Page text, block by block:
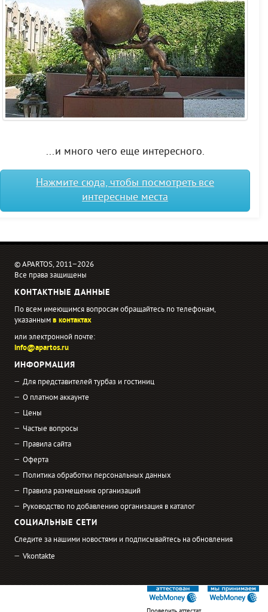
...и много чего еще интересного.
Нажмите сюда, чтобы посмотреть все
интересные места
© APARTOS, 2011−2026
Все права защищены
КОНТАКТНЫЕ ДАННЫЕ
По всем имеющимся вопросам обращайтесь по телефонам,
указаннымв контактах
или электронной почте:
info@apartos.ru
ИНФОРМАЦИЯ
Для представителей турбаз и гостиниц
О платном аккаунте
Цены
Частые вопросы
Правила сайта
Оферта
Политика обработки персональных данных
Правила размещения организаций
Руководство по добавлению организация в каталог
СОЦИАЛЬНЫЕ СЕТИ
Следите за нашими новостями и подписывайтесь на обновления
Vkontakte